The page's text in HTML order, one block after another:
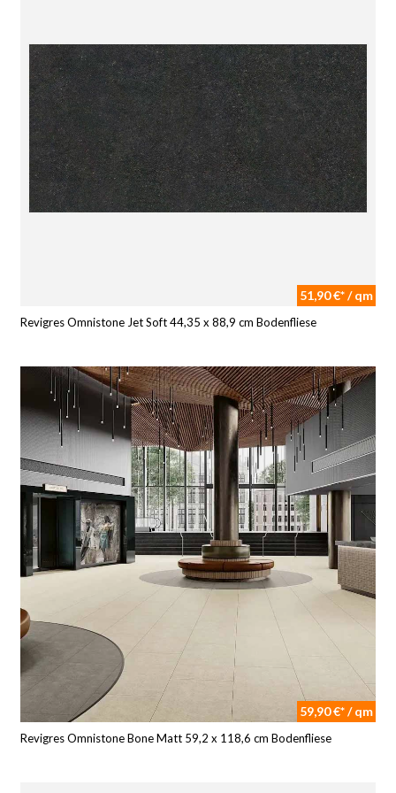
51,90 €* / qm
Revigres Omnistone Jet Soft 44,35 x 88,9 cm Bodenfliese
59,90 €* / qm
Revigres Omnistone Bone Matt 59,2 x 118,6 cm Bodenfliese